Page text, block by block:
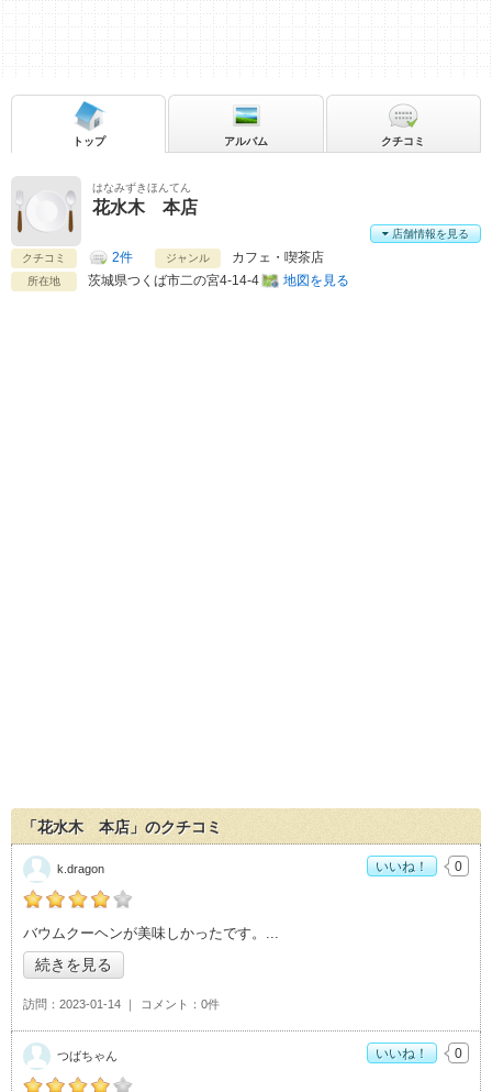
はなみずきほんてん
花水木 本店
クチコミ 2件 ジャンル カフェ・喫茶店
所在地 茨城県つくば市二の宮4-14-4 地図を見る
店舗情報を見る
トップ アルバム クチコミ
「花水木 本店」のクチコミ
の「花水木 本店」おすすめ度：
バウムクーヘンが美味しかったです。
続きを見る
訪問 2023-01-14 コメント 0件
k.dragon いいね！ 0
つばちゃん いいね！ 0